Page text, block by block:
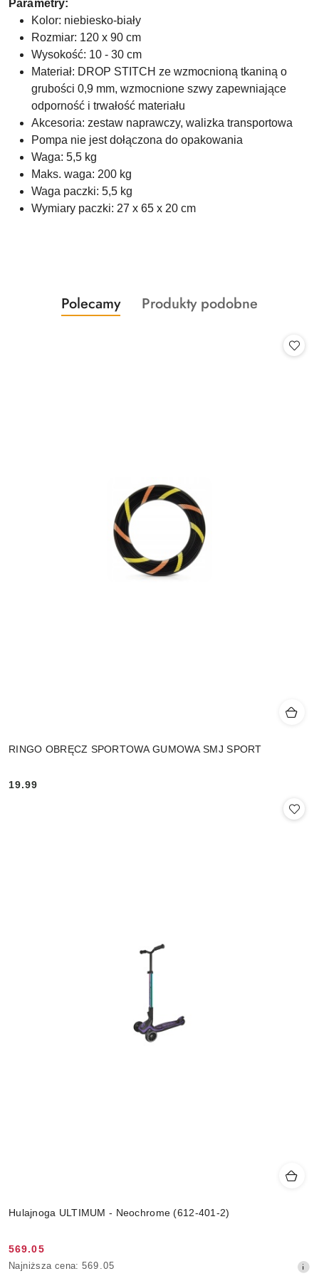
Parametry:
Kolor: niebiesko-biały
Rozmiar: 120 x 90 cm
Wysokość: 10 - 30 cm
Materiał: DROP STITCH ze wzmocnioną tkaniną o
grubości 0,9 mm, wzmocnione szwy zapewniające
odporność i trwałość materiału
Akcesoria: zestaw naprawczy, walizka transportowa
Pompa nie jest dołączona do opakowania
Waga: 5,5 kg
Maks. waga: 200 kg
Waga paczki: 5,5 kg
Wymiary paczki: 27 x 65 x 20 cm
Pomiń karuzelę produktów
Produkty
o
Polecamy
Produkty
Produkty podobne
RINGO OBRĘCZ SPORTOWA GUMOWA SMJ SPORT
Cena:
19.99
Hulajnoga ULTIMUM - Neochrome (612-401-2)
Cena
promocyjna:
569.05
Najniższa
Najniższa cena: 569.05